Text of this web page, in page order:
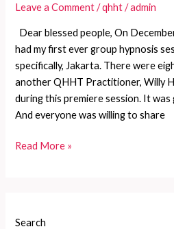
Leave a Comment /qhht/admin
Dear blessed people, On
had my first ever group hypnosis
specifically, Jakarta. There were
another QHHT Practitioner, Willy
during this premiere session. It
And everyone was willing to share
Mind
Read More »
Search